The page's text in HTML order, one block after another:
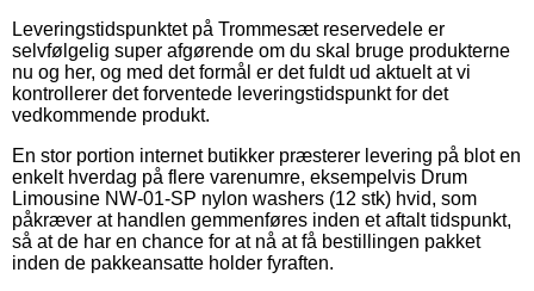
Leveringstidspunktet på Trommesæt reservedele er
selvfølgelig super afgørende om du skal bruge produkterne
nu og her, og med det formål er det fuldt ud aktuelt at vi
kontrollerer det forventede leveringstidspunkt for det
vedkommende produkt.
En stor portion internet butikker præsterer levering på blot en
enkelt hverdag på flere varenumre, eksempelvis Drum
Limousine NW-01-SP nylon washers (12 stk) hvid, som
påkræver at handlen gemmenføres inden et aftalt tidspunkt,
så at de har en chance for at nå at få bestillingen pakket
inden de pakkeansatte holder fyraften.